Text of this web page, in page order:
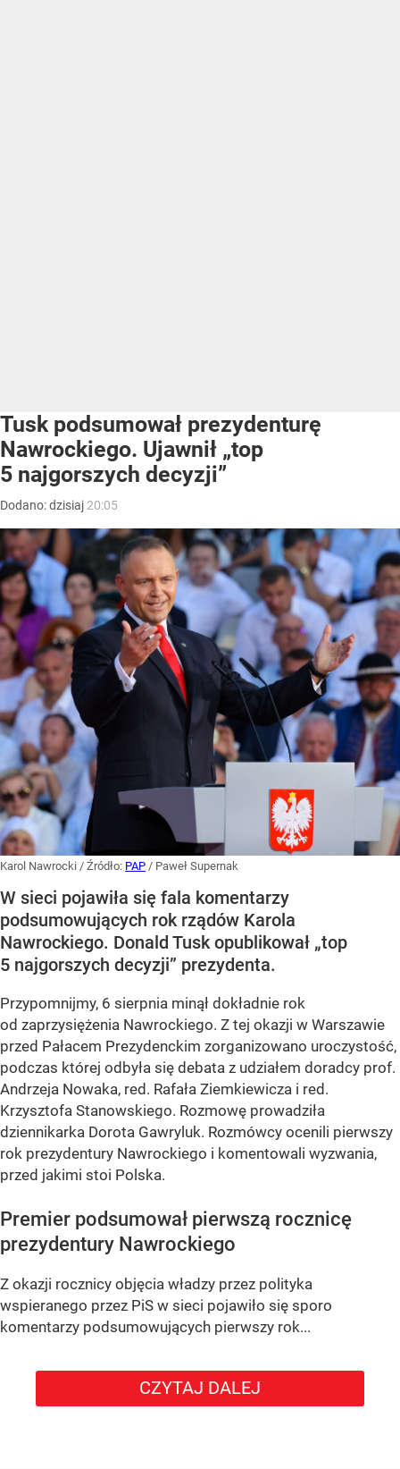
Tusk podsumował prezydenturę
Nawrockiego. Ujawnił „top
5 najgorszych decyzji”
Dodano:dzisiaj 20:05
Karol Nawrocki / Źródło: PAP / Paweł Supernak
W sieci pojawiła się fala komentarzy
podsumowujących rok rządów Karola
Nawrockiego. Donald Tusk opublikował „top
5 najgorszych decyzji” prezydenta.
Przypomnijmy, 6 sierpnia minął dokładnie rok
od zaprzysiężenia Nawrockiego. Z tej okazji w Warszawie
przed Pałacem Prezydenckim zorganizowano uroczystość,
podczas której odbyła się debata z udziałem doradcy prof.
Andrzeja Nowaka, red. Rafała Ziemkiewicza i red.
Krzysztofa Stanowskiego. Rozmowę prowadziła
dziennikarka Dorota Gawryluk. Rozmówcy ocenili pierwszy
rok prezydentury Nawrockiego i komentowali wyzwania,
przed jakimi stoi Polska.
Premier podsumował pierwszą rocznicę
prezydentury Nawrockiego
Z okazji rocznicy objęcia władzy przez polityka
wspieranego przez PiS w sieci pojawiło się sporo
komentarzy podsumowujących pierwszy rok...
CZYTAJ DALEJ